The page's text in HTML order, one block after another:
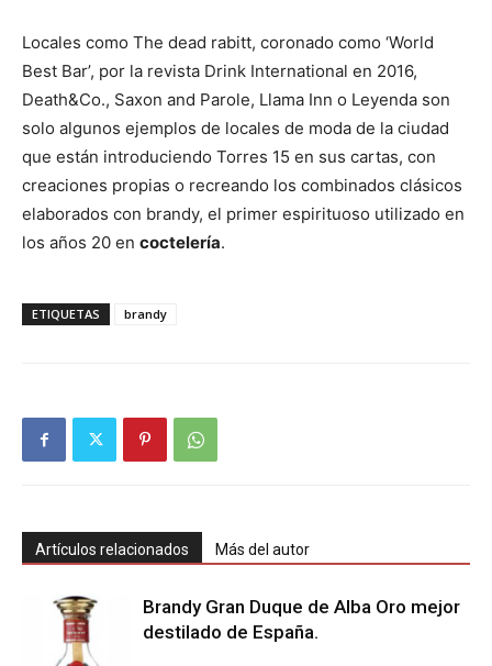
Locales como The dead rabitt, coronado como ‘World
Best Bar’, por la revista Drink International en 2016,
Death&Co., Saxon and Parole, Llama Inn o Leyenda son
solo algunos ejemplos de locales de moda de la ciudad
que están introduciendo Torres 15 en sus cartas, con
creaciones propias o recreando los combinados clásicos
elaborados con brandy, el primer espirituoso utilizado en
los años 20 en coctelería.
ETIQUETAS brandy
Artículos relacionados Más del autor
Brandy Gran Duque de Alba Oro mejor
destilado de España.